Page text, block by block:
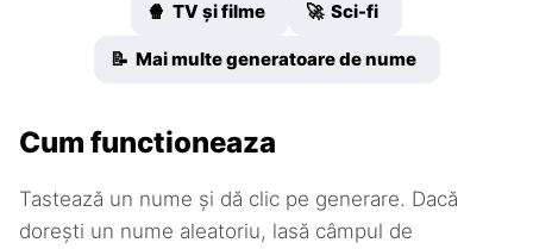
🍿 TV și filme 🚀 Sci-fi
📝 Mai multe generatoare de nume
Cum functioneaza
Tastează un nume și dă clic pe generare. Dacă
dorești un nume aleatoriu, lasă câmpul de